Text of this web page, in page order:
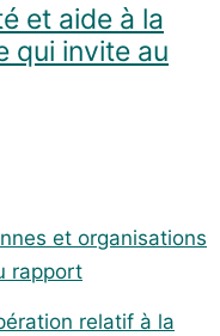
et aide à la
qui invite au
et organisations
rapport
relatif à la